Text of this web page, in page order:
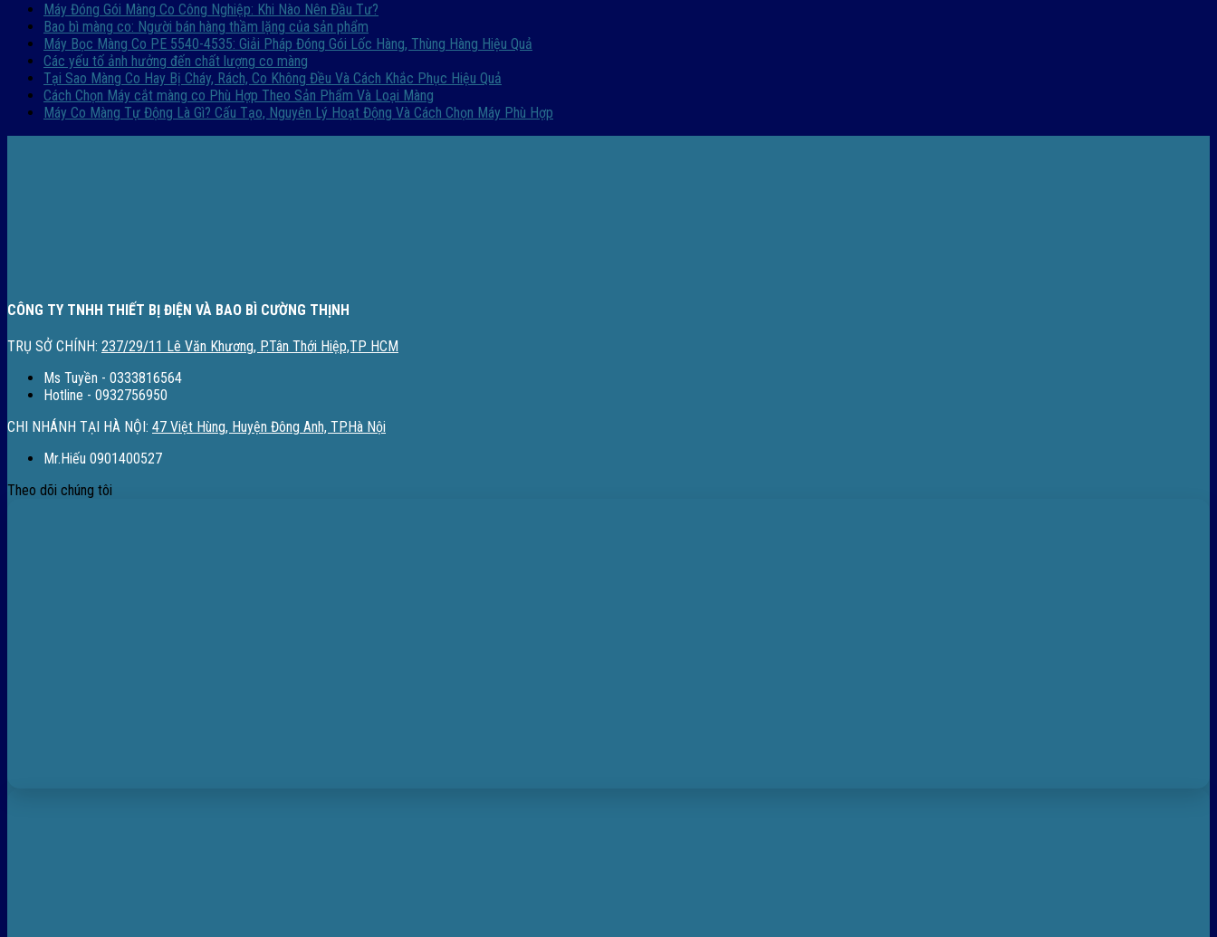
Máy Đóng Gói Màng Co Công Nghiệp: Khi Nào Nên Đầu Tư?
Bao bì màng co: Người bán hàng thầm lặng của sản phẩm
Máy Bọc Màng Co PE 5540-4535: Giải Pháp Đóng Gói Lốc Hàng, Thùng Hàng Hiệu Quả
Các yếu tố ảnh hưởng đến chất lượng co màng
Tại Sao Màng Co Hay Bị Cháy, Rách, Co Không Đều Và Cách Khắc Phục Hiệu Quả
Cách Chọn Máy cắt màng co Phù Hợp Theo Sản Phẩm Và Loại Màng
Máy Co Màng Tự Động Là Gì? Cấu Tạo, Nguyên Lý Hoạt Động Và Cách Chọn Máy Phù Hợp
CÔNG TY TNHH THIẾT BỊ ĐIỆN VÀ BAO BÌ CƯỜNG THỊNH
TRỤ SỞ CHÍNH: 237/29/11 Lê Văn Khương, P.Tân Thới Hiệp,TP HCM
Ms Tuyền - 0333816564
Hotline - 0932756950
CHI NHÁNH TẠI HÀ NỘI: 47 Việt Hùng, Huyện Đông Anh, TP.Hà Nội
Mr.Hiếu 0901400527
Theo dõi chúng tôi